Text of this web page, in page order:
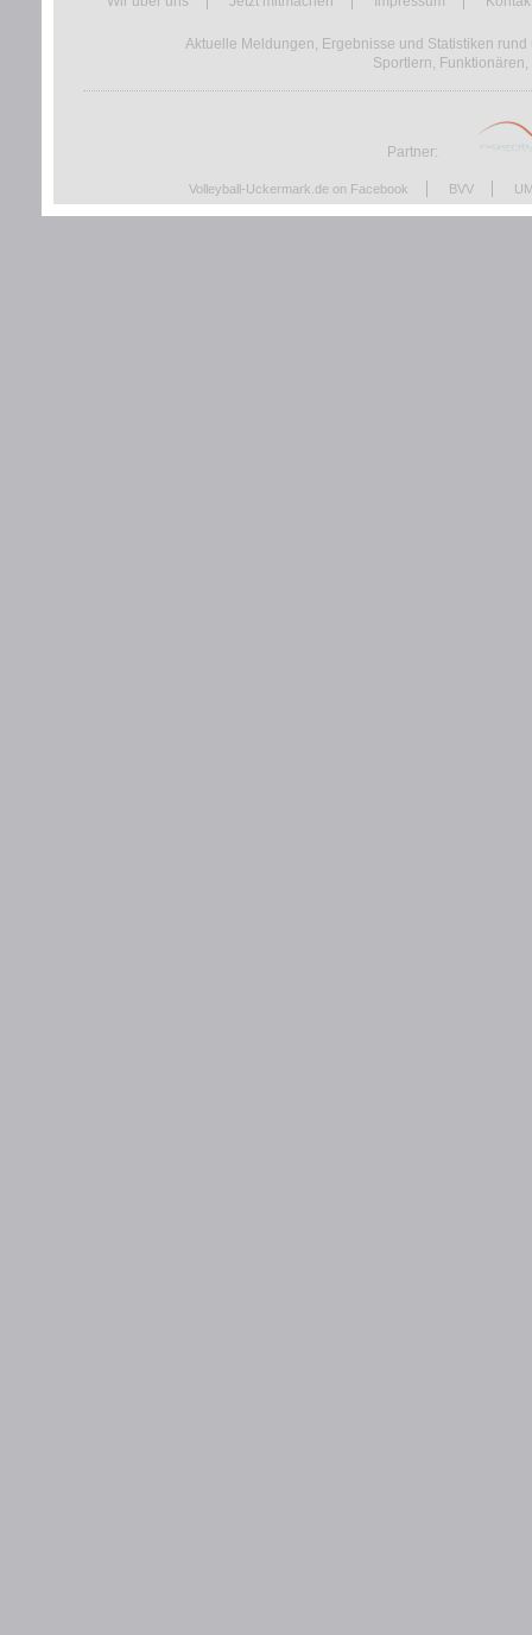
Aktuelle Meldungen, Ergebnisse und Statistiken
Sportlern,
Partner:
Volleyball-Uckermark.de on Facebook BVV